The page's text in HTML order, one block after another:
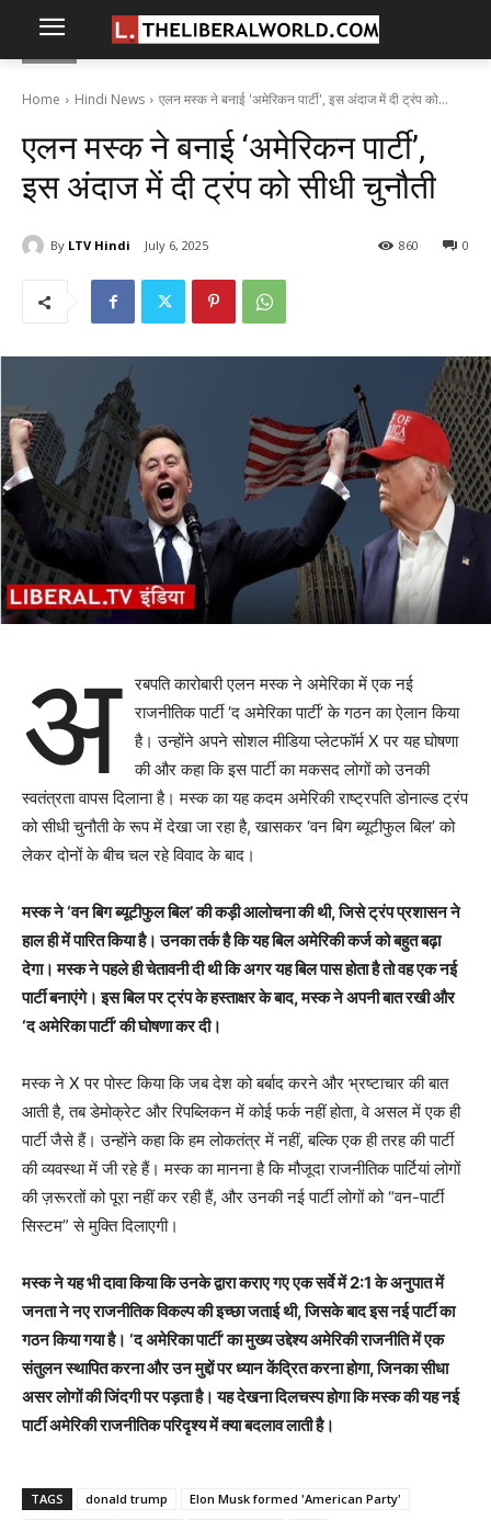
Home Hindi News एलन मस्क ने बनाई 'अमेरिकन पार्टी', इस अंदाज में दी ट्रंप को...
एलन मस्क ने बनाई ‘अमेरिकन पार्टी’,
इस अंदाज में दी ट्रंप को सीधी चुनौती
By LTV Hindi July 6, 2025 0
860
अ
रबपति कारोबारी एलन मस्क ने अमेरिका में एक नई
राजनीतिक पार्टी ‘द अमेरिका पार्टी’ के गठन का ऐलान किया
है। उन्होंने अपने सोशल मीडिया प्लेटफॉर्म X पर यह घोषणा
की और कहा कि इस पार्टी का मकसद लोगों को उनकी
स्वतंत्रता वापस दिलाना है। मस्क का यह कदम अमेरिकी राष्ट्रपति डोनाल्ड ट्रंप
को सीधी चुनौती के रूप में देखा जा रहा है, खासकर ‘वन बिग ब्यूटीफुल बिल’ को
लेकर दोनों के बीच चल रहे विवाद के बाद।
मस्क ने ‘वन बिग ब्यूटीफुल बिल’ की कड़ी आलोचना की थी, जिसे ट्रंप प्रशासन ने
हाल ही में पारित किया है। उनका तर्क है कि यह बिल अमेरिकी कर्ज को बहुत बढ़ा
देगा। मस्क ने पहले ही चेतावनी दी थी कि अगर यह बिल पास होता है तो वह एक नई
पार्टी बनाएंगे। इस बिल पर ट्रंप के हस्ताक्षर के बाद, मस्क ने अपनी बात रखी और
‘द अमेरिका पार्टी’ की घोषणा कर दी।
मस्क ने X पर पोस्ट किया कि जब देश को बर्बाद करने और भ्रष्टाचार की बात
आती है, तब डेमोक्रेट और रिपब्लिकन में कोई फर्क नहीं होता, वे असल में एक ही
पार्टी जैसे हैं। उन्होंने कहा कि हम लोकतंत्र में नहीं, बल्कि एक ही तरह की पार्टी
की व्यवस्था में जी रहे हैं। मस्क का मानना है कि मौजूदा राजनीतिक पार्टियां लोगों
की ज़रूरतों को पूरा नहीं कर रही हैं, और उनकी नई पार्टी लोगों को “वन-पार्टी
सिस्टम” से मुक्ति दिलाएगी।
मस्क ने यह भी दावा किया कि उनके द्वारा कराए गए एक सर्वे में 2:1 के अनुपात में
जनता ने नए राजनीतिक विकल्प की इच्छा जताई थी, जिसके बाद इस नई पार्टी का
गठन किया गया है। ‘द अमेरिका पार्टी’ का मुख्य उद्देश्य अमेरिकी राजनीति में एक
संतुलन स्थापित करना और उन मुद्दों पर ध्यान केंद्रित करना होगा, जिनका सीधा
असर लोगों की जिंदगी पर पड़ता है। यह देखना दिलचस्प होगा कि मस्क की यह नई
पार्टी अमेरिकी राजनीतिक परिदृश्य में क्या बदलाव लाती है।
TAGS donald trump
Elon Musk formed 'American Party'